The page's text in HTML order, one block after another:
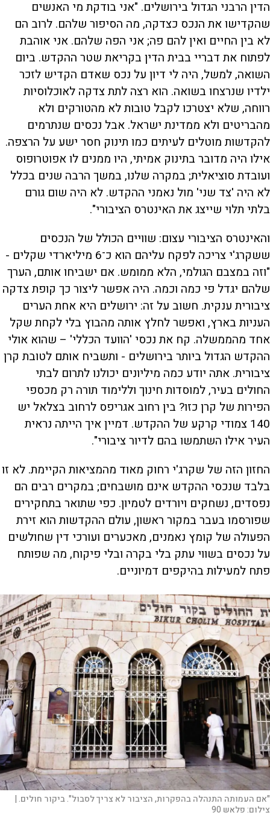
הדין הרבני הגדול בירושלים. "אני בודקת מי האנשים
שהקדישו את הנכס כצדקה, מה הסיפור שלהם. לרוב הם
לא בין החיים ואין להם פה; אני הפה שלהם. אני אוהבת
לפתוח את דבריי בבית הדין בקריאת שטר ההקדש. ביום
השואה, למשל, היה לי דיון על נכס שאדם הקדיש לזכר
ילדיו שנרצחו בשואה. הוא רצה לתת צדקה לאוכלוסיות
רווחה, שלא יצטרכו לקבל טובות לא מהטורקים ולא
מהבריטים ולא ממדינת ישראל. אבל נכסים שנתרמים
להקדשות מוטלים לעיתים כמו תינוק חסר ישע על הרצפה.
אילו היה מדובר בתינוק אמיתי, היו ממנים לו אפוטרופוס
ועובדת סוציאלית; במקרה שלנו, במשך הרבה שנים בכלל
לא היה 'צד שני' מול נאמני ההקדש. לא היה שום גורם
בלתי תלוי שייצג את האינטרס הציבורי".
והאינטרס הציבורי עצום: שוויים הכולל של הנכסים
ששקרג'י צריכה לפקח עליהם הוא כ־6 מיליארדי שקלים -
"וזה במצבם הגולמי, הלא ממומש. אם ישביחו אותם, הערך
שלהם יגדל פי כמה וכמה. היה אפשר ליצור כך קופת צדקה
ציבורית ענקית. חשוב על זה: ירושלים היא אחת הערים
העניות בארץ, ואפשר לחלץ אותה מהבוץ בלי לקחת שקל
אחד מהממשלה. קח את נכסי 'הוועד הכללי' – שהוא אולי
ההקדש הגדול ביותר בירושלים - ותשביח אותם לטובת קרן
ציבורית. אתה יודע כמה מיליונים יכולנו לתרום לבתי
החולים בעיר, למוסדות חינוך וללימוד תורה רק מכספי
הפירות של קרן כזו? בין רחוב אגריפס לרחוב בצלאל יש
140 צמודי קרקע של ההקדש. דמיין איך הייתה נראית
העיר אילו השתמשו בהם לדיור ציבורי".
החזון הזה של שקרג'י רחוק מאוד מהמציאות הקיימת. לא זו
בלבד שנכסי ההקדש אינם מושבחים; במקרים רבים הם
נפסדים, נשחקים ויורדים לטמיון. כפי שתואר בתחקירים
שפורסמו בעבר במקור ראשון, עולם ההקדשות הוא זירת
הפעולה של קומץ נאמנים, מאכערים ועורכי דין שחולשים
על נכסים בשווי עתק בלי בקרה ובלי פיקוח, מה שפותח
פתח למעילות בהיקפים דמיוניים.
"אם העמותה התנהלה בהפקרות, הציבור לא צריך לסבול". ביקור חולים. |
צילום:פלאש 90